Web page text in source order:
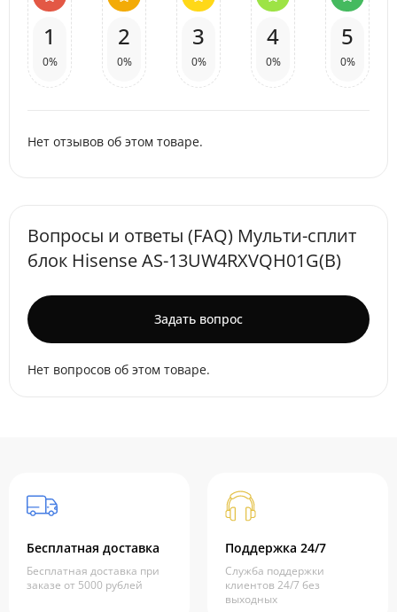
1
0%
2
0%
3
0%
4
0%
5
0%
Нет отзывов об этом товаре.
Вопросы и ответы (FAQ) Мульти-сплит
блок Hisense AS-13UW4RXVQH01G(B)
Задать вопрос
Нет вопросов об этом товаре.
Бесплатная доставка
Бесплатная доставка при
заказе от 5000 рублей
Поддержка 24/7
Служба поддержки
клиентов 24/7 без
выходных